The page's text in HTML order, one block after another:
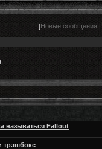
[Новые сообщения |
называться Fallout
трэшбокс